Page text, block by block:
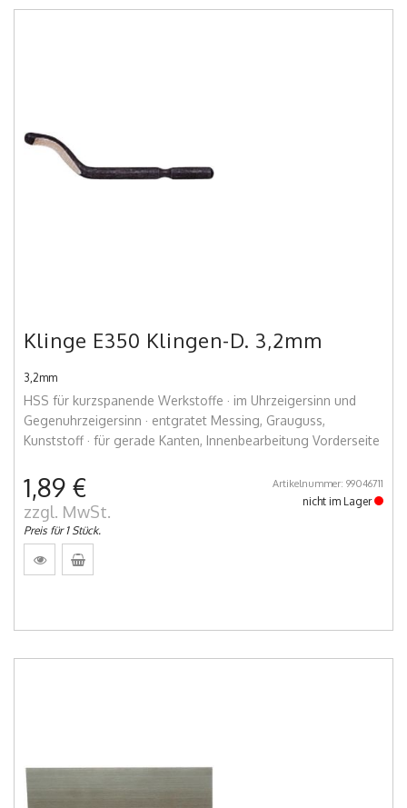
Klinge E350 Klingen-D. 3,2mm
3,2mm
HSS für kurzspanende Werkstoffe · im Uhrzeigersinn und
Gegenuhrzeigersinn · entgratet Messing, Grauguss,
Kunststoff · für gerade Kanten, Innenbearbeitung Vorderseite
1,89 €
zzgl. MwSt.
Preis für 1 Stück.
Artikelnummer: 99046711
nicht im Lager